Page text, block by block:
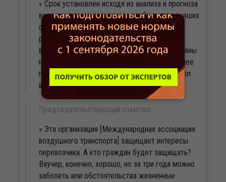
Срок установлен исходя из анализа и прогноза
восстановления экономики особо пострадавших
отраслей. Учитывались в том числе
рекомендации Международной ассоциации
воздушного транспорта, которые опубликованы
на официальном сайте. Авиакомпании наиболее
пострадали. Здесь правительство из двух зол
выбрало меньшее.
Председательствующий отметил:
Эта организация [Международная ассоциация
воздушного транспорта] защищает интересы
перевозчика. А кто граждан будет защищать?
Ваучер, конечно, хорошо, но за три года можно
заболеть или обстоятельства жизненные
×